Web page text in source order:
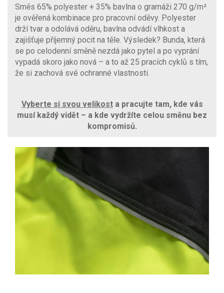
Směs 65% polyester + 35% bavlna o gramáži 270 g/m²
je ověřená kombinace pro pracovní oděvy. Polyester
drží tvar a odolává oděru, bavlna odvádí vlhkost a
zajišťuje příjemný pocit na těle. Výsledek? Bunda, která
se po celodenní směně nezdá jako pytel a po vyprání
vypadá skoro jako nová – a to až 25 pracích cyklů s tím,
že si zachová své ochranné vlastnosti.
Vyberte si svou velikosta pracujte tam, kde vás
musí každý vidět – a kde vydržíte celou směnu bez
kompromisů.